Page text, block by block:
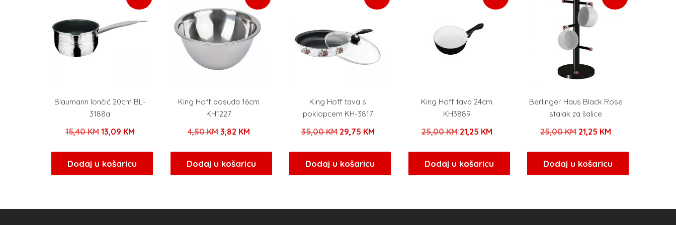
Blaumann lončić 20cm BL-
3188a
15,40KM Izvorna
bila
je:
13,09 KMTrenutna
je:
13,09 KM.
Dodaj u košaricu
King Hoff posuda 16cm
KH1227
4,50KM Izvorna
bila
je:
3,82 KM
je:
3,82 KM.
Dodaj u košaricu
King Hoff tava s
poklopcem KH-3817
35,00KM Izvorna
bila
je:
29,75 KMTrenutna
je:
29,75 KM.
Dodaj u košaricu
King Hoff tava 24cm
KH3889
25,00KM Izvorna
bila
je:
21,25 KMTrenutna
je:
21,25 KM.
Dodaj u košaricu
Berlinger Haus Black Rose
stalak za šalice
25,00KM Izvorna
bila
je:
21,25 KM
je:
21,25 KM.
Dodaj u košaricu